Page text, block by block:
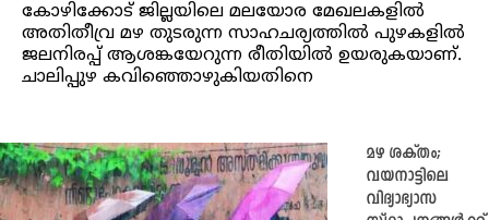
കോഴിക്കോട് ജില്ലയിലെ മലയോര മേഖലകളിൽ
അതിതീവ്ര മഴ തുടരുന്ന സാഹചര്യത്തിൽ പുഴകളിൽ
ജലനിരപ്പ് ആശങ്കയേറുന്ന രീതിയിൽ ഉയരുകയാണ്.
ചാലിപ്പുഴ കവിഞ്ഞൊഴുകിയതിനെ
മഴ ശക്തം;
വയനാട്ടിലെ
വിദ്യാഭ്യാസ